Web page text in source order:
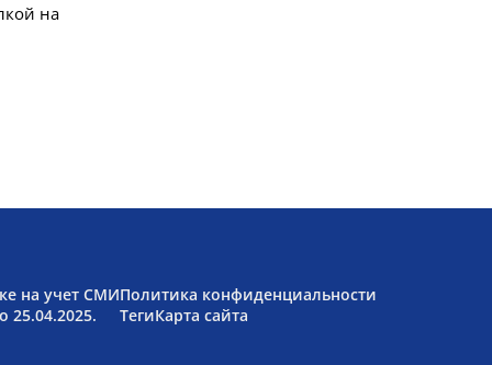
на
на учет СМИ
25.04.2025.
Политика конфиденциальности
ТегиКарта сайта